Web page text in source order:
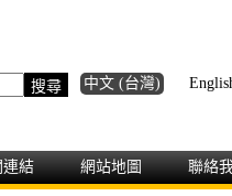
中文 (台灣)
連結 網站地圖 聯絡